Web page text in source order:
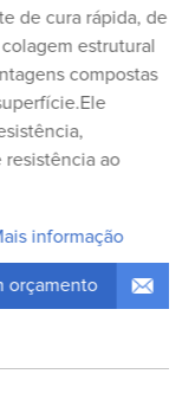
de cura rápida, de
estrutural
compostas
ao
informação
orçamento